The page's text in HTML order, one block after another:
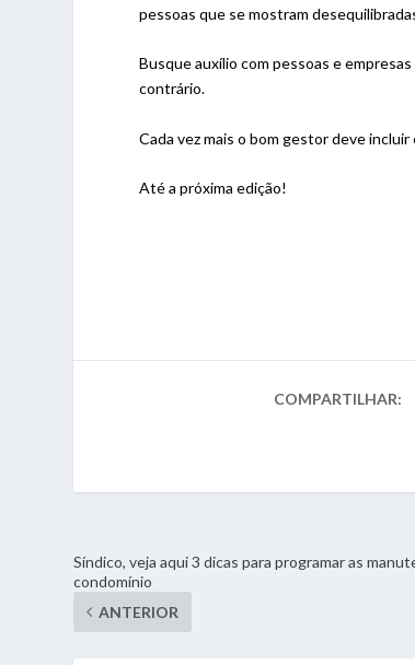
pessoas que se mostram
Busque auxílio com pessoas e
contrário.
Cada vez mais o bom gestor deve
Até a próxima edição!
COMPARTILHAR:
Síndico, veja aqui 3 dicas para programar as
condomínio
ANTERIOR